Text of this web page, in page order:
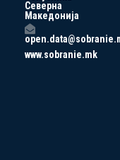
Северна
Македонија
www.sobranie.mk